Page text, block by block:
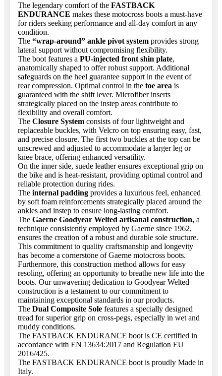
The legendary comfort of the FASTBACK
ENDURANCE makes these motocross boots a must-have
for riders seeking performance and all-day comfort in any
condition.
The “wrap-around” ankle pivot system provides strong
lateral support without compromising flexibility.
The boot features a PU-injected front shin plate,
anatomically shaped to offer robust support. Additional
safeguards on the heel guarantee support in the event of
rear compression. Optimal control in the toe area is
guaranteed with the shift lever. Microfiber inserts
strategically placed on the instep areas contribute to
flexibility and overall comfort.
The Closure System consists of four lightweight and
replaceable buckles, with Velcro on top ensuring easy, fast,
and precise closure. The first two buckles at the top can be
unscrewed and adjusted to accommodate a larger leg or
knee brace, offering enhanced versatility.
On the inner side, suede leather ensures exceptional grip on
the bike and is heat-resistant, providing optimal control and
reliable protection during rides.
The internal padding provides a luxurious feel, enhanced
by soft foam reinforcements strategically placed around the
ankles and instep to ensure long-lasting comfort.
The Gaerne Goodyear Welted artisanal construction, a
technique consistently employed by Gaerne since 1962,
ensures the creation of a robust and durable sole structure.
This commitment to quality craftsmanship and longevity
has become a cornerstone of Gaerne motocross boots.
Furthermore, this construction method allows for easy
resoling, offering an opportunity to breathe new life into the
boots. Our unwavering dedication to Goodyear Welted
construction is a testament to our commitment to
maintaining exceptional standards in our products.
The Dual Composite Sole features a specially designed
tread for superior grip on cross-pegs, especially in wet and
muddy conditions.
The FASTBACK ENDURANCE boot is CE certified in
accordance with EN 13634:2017 and Regulation EU
2016/425.
The FASTBACK ENDURANCE boot is proudly Made in
Italy.